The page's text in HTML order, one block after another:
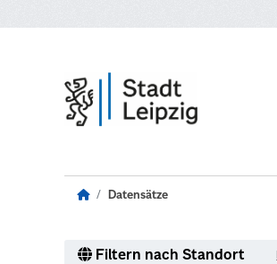
Datensätze
Filtern nach Standort